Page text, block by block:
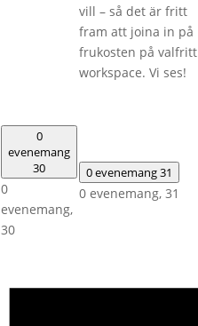
vill – så det är fritt
fram att joina in på
frukosten på valfritt
workspace. Vi ses!
0
evenemang
30
0
evenemang,
30
0 evenemang31
0 evenemang, 31